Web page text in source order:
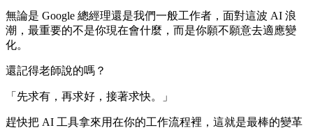
無論是 Google 總經理還是我們一般工作者，面對這波 AI 浪
潮，最重要的不是你現在會什麼，而是你願不願意去適應變
化。
還記得老師說的嗎？
「先求有，再求好，接著求快。」
趕快把 AI 工具拿來用在你的工作流程裡，這就是最棒的變革